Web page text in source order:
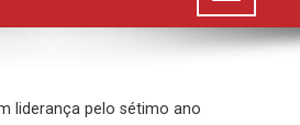
liderança pelo sétimo ano